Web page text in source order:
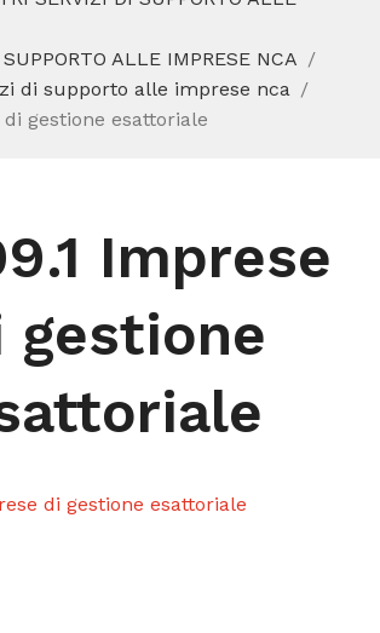
ALLE IMPRESE NCA
di supporto alle imprese nca
di gestione esattoriale
Imprese
gestione
di gestione esattoriale